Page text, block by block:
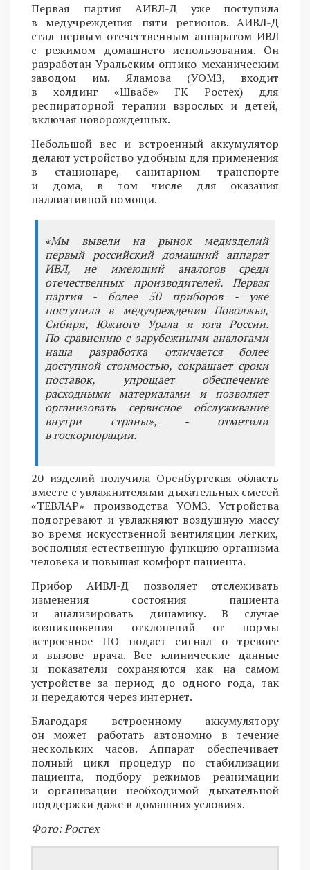
Первая партия АИВЛ-Д уже поступила
в медучреждения пяти регионов. АИВЛ-Д
стал первым отечественным аппаратом ИВЛ
с режимом домашнего использования. Он
разработан Уральским оптико-механическим
заводом им. Яламова (УОМЗ, входит
в холдинг «Швабе» ГК Ростех) для
респираторной терапии взрослых и детей,
включая новорожденных.
Небольшой вес и встроенный аккумулятор
делают устройство удобным для применения
в стационаре, санитарном транспорте
и дома, в том числе для оказания
паллиативной помощи.
«Мы вывели на рынок медизделий
первый российский домашний аппарат
ИВЛ, не имеющий аналогов среди
отечественных производителей. Первая
партия - более 50 приборов - уже
поступила в медучреждения Поволжья,
Сибири, Южного Урала и юга России.
По сравнению с зарубежными аналогами
наша разработка отличается более
доступной стоимостью, сокращает сроки
поставок, упрощает обеспечение
расходными материалами и позволяет
организовать сервисное обслуживание
внутри страны», - отметили
в госкорпорации.
20 изделий получила Оренбургская область
вместе с увлажнителями дыхательных смесей
«ТЕВЛАР» производства УОМЗ. Устройства
подогревают и увлажняют воздушную массу
во время искусственной вентиляции легких,
восполняя естественную функцию организма
человека и повышая комфорт пациента.
Прибор АИВЛ-Д позволяет отслеживать
изменения состояния пациента
и анализировать динамику. В случае
возникновения отклонений от нормы
встроенное ПО подаст сигнал о тревоге
и вызове врача. Все клинические данные
и показатели сохраняются как на самом
устройстве за период до одного года, так
и передаются через интернет.
Благодаря встроенному аккумулятору
он может работать автономно в течение
нескольких часов. Аппарат обеспечивает
полный цикл процедур по стабилизации
пациента, подбору режимов реанимации
и организации необходимой дыхательной
поддержки даже в домашних условиях.
Фото: Ростех